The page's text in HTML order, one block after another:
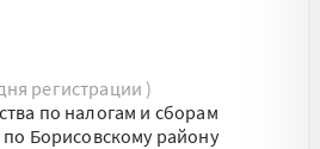
регистрации )
по налогам и сборам
Борисовскому району